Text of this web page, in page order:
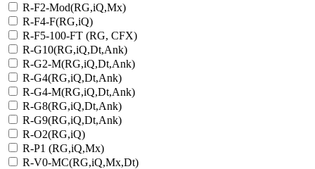
R-F2-Mod(RG,iQ,Mx)
R-F4-F(RG,iQ)
R-F5-100-FT (RG, CFX)
R-G10(RG,iQ,Dt,Ank)
R-G2-M(RG,iQ,Dt,Ank)
R-G4(RG,iQ,Dt,Ank)
R-G4-M(RG,iQ,Dt,Ank)
R-G8(RG,iQ,Dt,Ank)
R-G9(RG,iQ,Dt,Ank)
R-O2(RG,iQ)
R-P1 (RG,iQ,Mx)
R-V0-MC(RG,iQ,Mx,Dt)